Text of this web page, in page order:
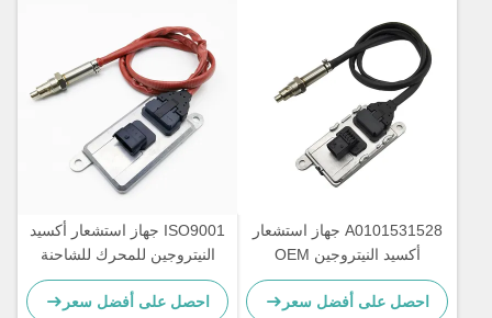
A0101531528 جهاز استشعار
أكسيد النيتروجين OEM
NS1110 مرسيدس أكتروس
NOx Sensor 5WK97330A
احصل على أفضل سعر
ISO9001 جهاز استشعار أكسيد
النيتروجين للمحرك للشاحنة
DAF 2011649 1793379
5WK96628B 1697586
احصل على أفضل سعر